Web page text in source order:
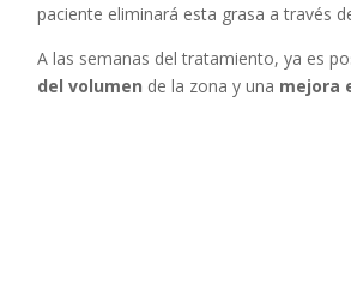
paciente eliminará esta grasa a través
A las semanas del tratamiento, ya es
del volumen de la zona y una mejora